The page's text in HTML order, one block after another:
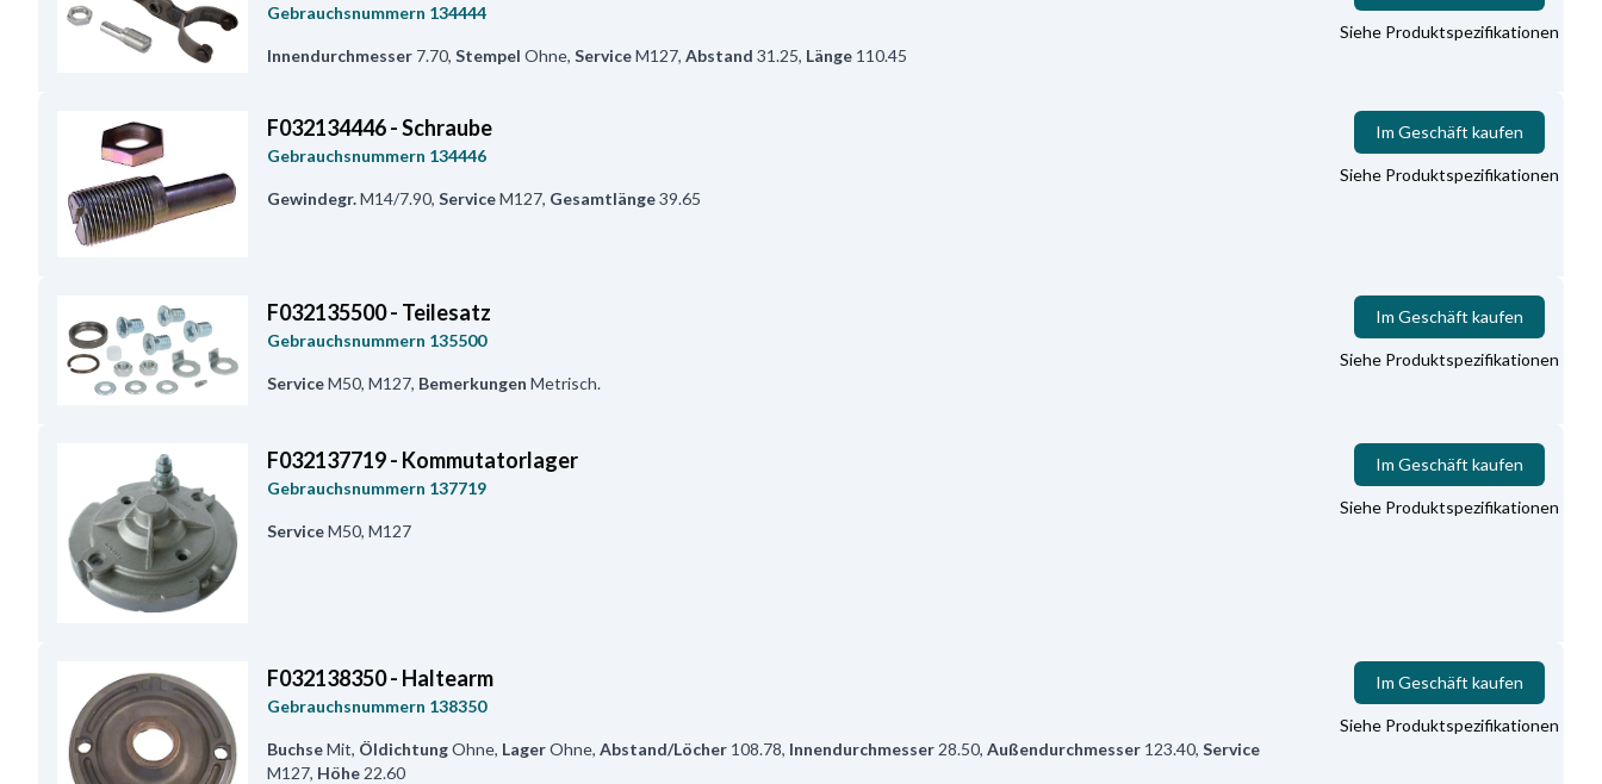
Gebrauchsnummern 134444
Innendurchmesser 7.70, Stempel Ohne, ServiceM127, Abstand 31.25, Länge 110.45
Siehe Produktspezifikationen
F032134446 - Schraube
Gebrauchsnummern 134446
Gewindegr.M14/7.90, ServiceM127, Gesamtlänge39.65
Im Geschäft kaufen
Siehe Produktspezifikationen
F032135500 - Teilesatz
Gebrauchsnummern 135500
ServiceM50, M127, Bemerkungen Metrisch.
Im Geschäft kaufen
Siehe Produktspezifikationen
F032137719 - Kommutatorlager
Gebrauchsnummern 137719
ServiceM50, M127
Im Geschäft kaufen
Siehe Produktspezifikationen
F032138350 - Haltearm
Gebrauchsnummern 138350
BuchseMit, ÖldichtungOhne, LagerOhne, Abstand/Löcher 108.78, Innendurchmesser 28.50, Außendurchmesser 123.40, Service
M127, Höhe 22.60
Im Geschäft kaufen
Siehe Produktspezifikationen